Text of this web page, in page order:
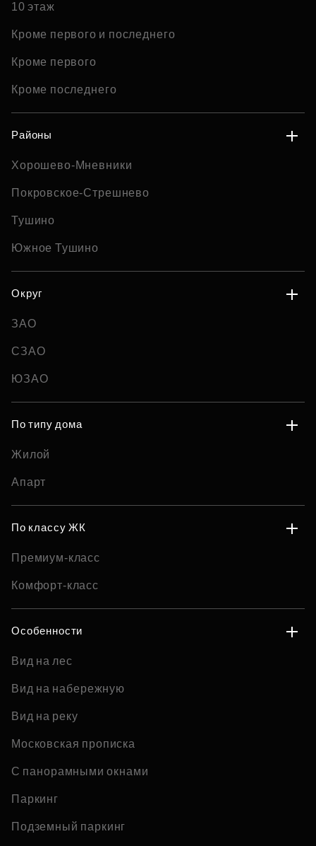
10 этаж
Кроме первого и последнего
Кроме первого
Кроме последнего
Районы
Хорошево-Мневники
Покровское-Стрешнево
Тушино
Южное Тушино
Округ
ЗАО
СЗАО
ЮЗАО
По типу дома
Жилой
Апарт
По классу ЖК
Премиум-класс
Комфорт-класс
Особенности
Вид на лес
Вид на набережную
Вид на реку
Московская прописка
С панорамными окнами
Паркинг
Подземный паркинг